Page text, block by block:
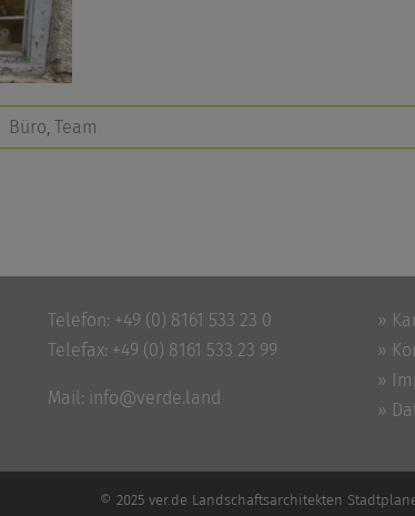
Büro, Team
Telefon: +49 (0) 8161 533 23 0
Telefax: +49 (0) 8161 533 23 99
Mail: info@verde.land
»
»
»
»
© 2025 ver.de Landschaftsarchitekten